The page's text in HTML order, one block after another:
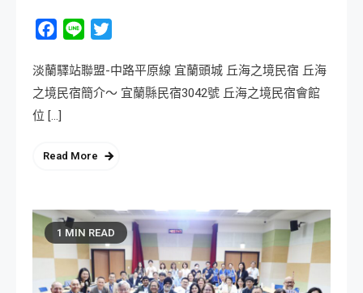
Facebook
Line
淡蘭驛站聯盟-中路平原線 宜蘭頭城 丘海之境民宿 丘海
之境民宿簡介～ 宜蘭縣民宿3042號 丘海之境民宿會館
位 […]
Read More
1 MIN READ